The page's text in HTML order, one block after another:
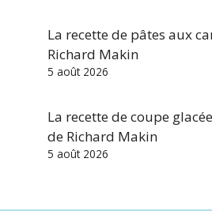
La recette de pâtes aux
Richard Makin
5 août 2026
La recette de coupe
de Richard Makin
5 août 2026